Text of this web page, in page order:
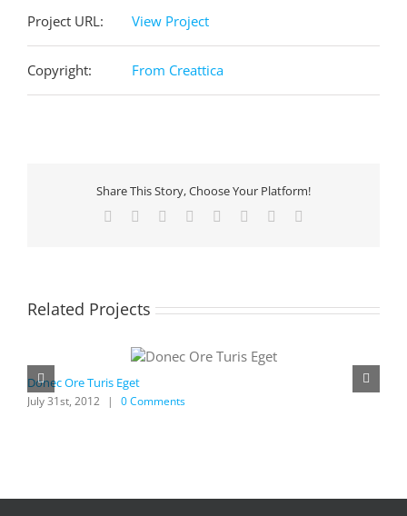
Project URL: View Project
Copyright: From Creattica
Share This Story, Choose Your Platform!
Facebook Reddit LinkedIn
TumblrPinterest
Related Projects
Donec Ore Turis Eget
July 31st, 2012 | 0 Comments